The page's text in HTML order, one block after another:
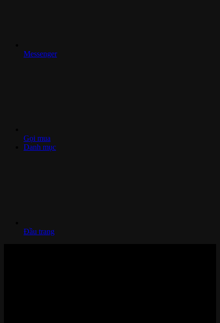
Messenger
Gọi mua
Danh mục
Đầu trang